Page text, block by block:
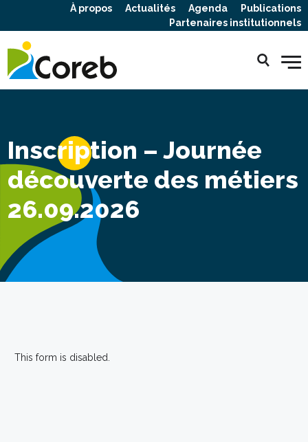
À propos Actualités Agenda
Publications
Partenaires institutionnels
Inscription – Journée
découverte des métiers
26.09.2026
This form is disabled.